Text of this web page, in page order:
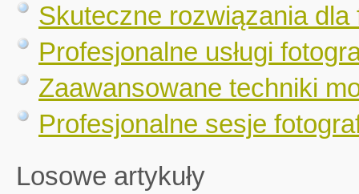
Skuteczne rozwiązania
Profesjonalne usługi
Zaawansowane techniki
Profesjonalne sesje
Losowe artykuły